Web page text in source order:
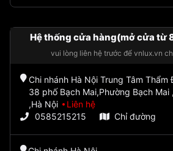
Hệ thống cửa hàng(mở cửa từ
vui lòng liên hệ trước để vnlux.vn
Chi nhánh Hà Nội Trung Tâm Thẩm
38 phố Bạch Mai,Phường Bạch Mai
,Hà Nội
Liên hệ
0585215215
Chỉ đường